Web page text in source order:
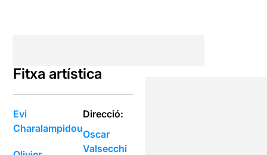
Fitxa artística
Evi
Charalampidou
Direcció:
Oscar
Valsecchi